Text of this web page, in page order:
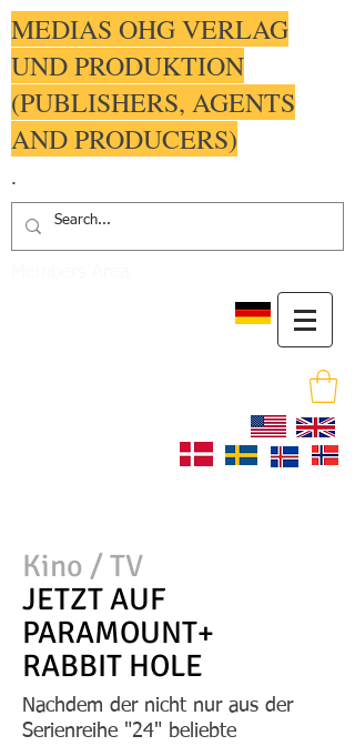
MEDIAS OHG VERLAG
UND PRODUKTION
(PUBLISHERS, AGENTS
AND PRODUCERS)
.
Kino / TV
JETZT AUF
PARAMOUNT+
RABBIT HOLE
Nachdem der nicht nur aus der
Serienreihe "24" beliebte